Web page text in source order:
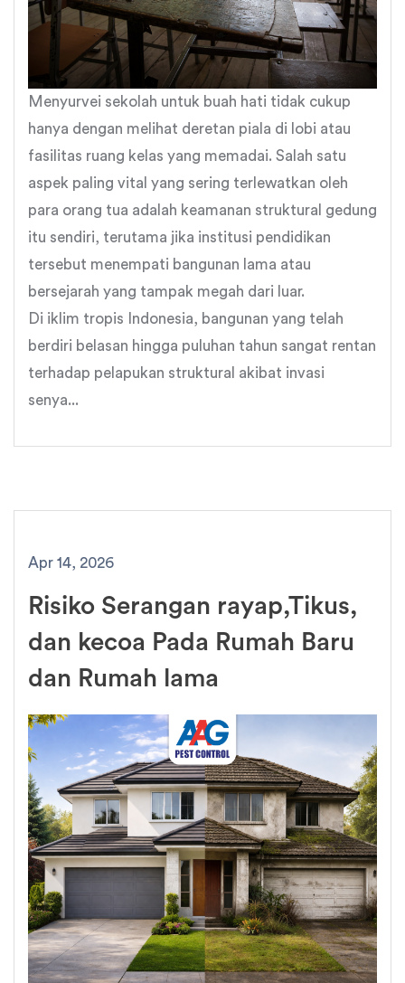
Menyurvei sekolah untuk buah hati tidak cukup
hanya dengan melihat deretan piala di lobi atau
fasilitas ruang kelas yang memadai. Salah satu
aspek paling vital yang sering terlewatkan oleh
para orang tua adalah keamanan struktural gedung
itu sendiri, terutama jika institusi pendidikan
tersebut menempati bangunan lama atau
bersejarah yang tampak megah dari luar.
Di iklim tropis Indonesia, bangunan yang telah
berdiri belasan hingga puluhan tahun sangat rentan
terhadap pelapukan struktural akibat invasi
senya...
Apr 14, 2026
Risiko Serangan rayap,Tikus,
dan kecoa Pada Rumah Baru
dan Rumah lama